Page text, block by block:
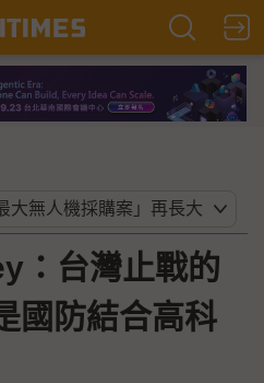
：台灣止戰的
防結合高科